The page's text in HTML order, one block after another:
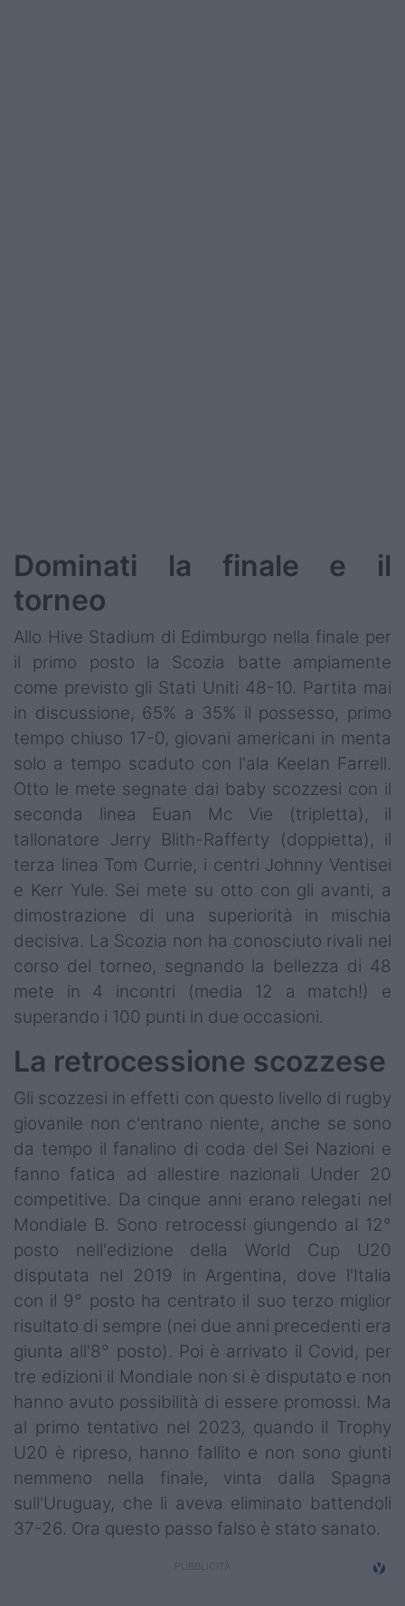
Dominati la finale e il
torneo
Allo Hive Stadium di Edimburgo nella finale per
il primo posto la Scozia batte ampiamente
come previsto gli Stati Uniti 48-10. Partita mai
in discussione, 65% a 35% il possesso, primo
tempo chiuso 17-0, giovani americani in menta
solo a tempo scaduto con l'ala Keelan Farrell.
Otto le mete segnate dai baby scozzesi con il
seconda linea Euan Mc Vie (tripletta), il
tallonatore Jerry Blith-Rafferty (doppietta), il
terza linea Tom Currie, i centri Johnny Ventisei
e Kerr Yule. Sei mete su otto con gli avanti, a
dimostrazione di una superiorità in mischia
decisiva. La Scozia non ha conosciuto rivali nel
corso del torneo, segnando la bellezza di 48
mete in 4 incontri (media 12 a match!) e
superando i 100 punti in due occasioni.
La retrocessione scozzese
Gli scozzesi in effetti con questo livello di rugby
giovanile non c'entrano niente, anche se sono
da tempo il fanalino di coda del Sei Nazioni e
fanno fatica ad allestire nazionali Under 20
competitive. Da cinque anni erano relegati nel
Mondiale B. Sono retrocessi giungendo al 12°
posto nell'edizione della World Cup U20
disputata nel 2019 in Argentina, dove l'Italia
con il 9° posto ha centrato il suo terzo miglior
risultato di sempre (nei due anni precedenti era
giunta all'8° posto). Poi è arrivato il Covid, per
tre edizioni il Mondiale non si è disputato e non
hanno avuto possibilità di essere promossi. Ma
al primo tentativo nel 2023, quando il Trophy
U20 è ripreso, hanno fallito e non sono giunti
nemmeno nella finale, vinta dalla Spagna
sull'Uruguay, che li aveva eliminato battendoli
37-26. Ora questo passo falso è stato sanato.